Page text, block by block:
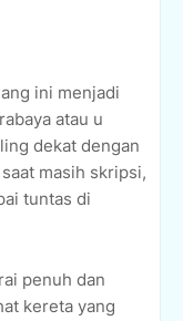
ini menjadi
atau u
dekat dengan
masih skripsi,
tuntas di
penuh dan
kereta yang